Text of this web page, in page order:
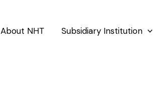
About NHT Subsidiary Institution